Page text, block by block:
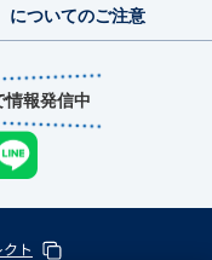
情報発信中
についてのご注意
ト